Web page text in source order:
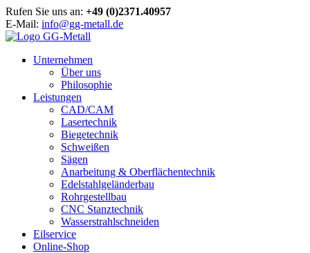
Rufen Sie uns an: +49 (0)2371.40957
E-Mail: info@gg-metall.de
Unternehmen
Über uns
Philosophie
Leistungen
CAD/CAM
Lasertechnik
Biegetechnik
Schweißen
Sägen
Anarbeitung & Oberflächentechnik
Edelstahlgeländerbau
Rohrgestellbau
CNC Stanztechnik
Wasserstrahlschneiden
Eilservice
Online-Shop